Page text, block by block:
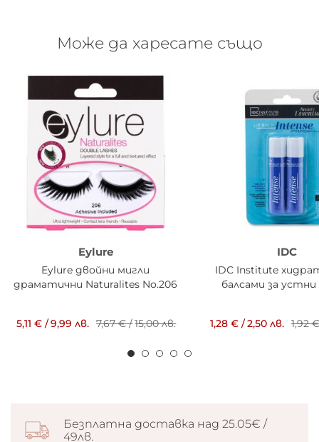
Може да харесате също
Eylure
Eylure двойни мигли
драматични Naturalites No.206
5,11 € /9,99 лв. 7,67 €/15,00 лв.
IDC
IDC Institute
балсами за устни
1,28 € /2,50 лв. 1,92
Безплатна доставка над 25.05€ /
49лв.